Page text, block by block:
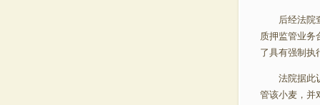
后经法院查
质押监管业务
了具有强制执
法院据此认
管该小麦，并